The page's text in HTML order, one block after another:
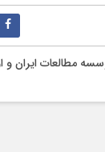
مطالعات ایران و